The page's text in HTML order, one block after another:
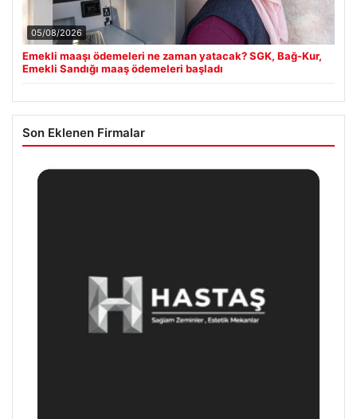
05/08/2026
Emekli maaşı ödemeleri ne zaman yatacak? SGK, Bağ-Kur,
Emekli Sandığı maaş ödemeleri başladı
Son Eklenen Firmalar